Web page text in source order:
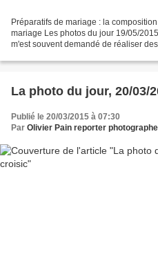
Préparatifs de mariage : la
mariage Les photos du jour 19/05/
m'est souvent demandé de réaliser
La photo du jour, 20/03/
Publié le 20/03/2015 à 07:30
Par Olivier Pain reporter